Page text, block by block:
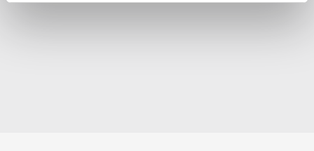
reklamların maliyetlerimizi karşılamak noktasında tek gelir